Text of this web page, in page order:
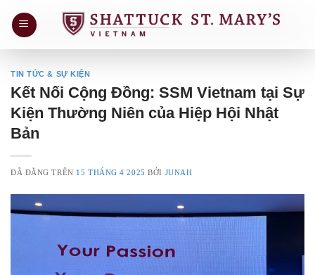
đến
TIN TỨC & SỰ KIỆN
Kết Nối Cộng Đồng: SSM Vietnam tại Sự
Kiện Thường Niên của Hiệp Hội Nhật
Bản
ĐÃ ĐĂNG TRÊN 15 THÁNG 4 2025 BỞI JUNAH